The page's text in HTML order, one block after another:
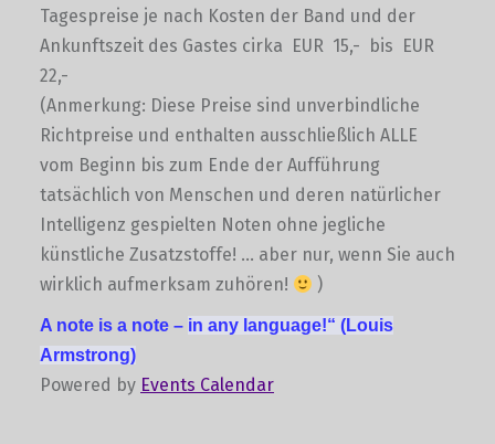
Tagespreise je nach Kosten der Band und der
Ankunftszeit des Gastes cirka EUR 15,- bis EUR
22,-
(Anmerkung: Diese Preise sind unverbindliche
Richtpreise und enthalten ausschließlich ALLE
vom Beginn bis zum Ende der Aufführung
tatsächlich von Menschen und deren natürlicher
Intelligenz gespielten Noten ohne jegliche
künstliche Zusatzstoffe! … aber nur, wenn Sie auch
wirklich aufmerksam zuhören!
)
A note is a note – in any language!“ (Louis
Armstrong)
Powered by Events Calendar